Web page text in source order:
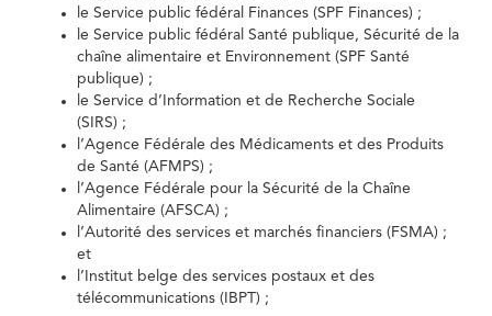
le Service public fédéral Finances (SPF Finances) ;
le Service public fédéral Santé publique, Sécurité de la
chaîne alimentaire et Environnement (SPF Santé
publique) ;
le Service d’Information et de Recherche Sociale
(SIRS) ;
l’Agence Fédérale des Médicaments et des Produits
de Santé (AFMPS) ;
l’Agence Fédérale pour la Sécurité de la Chaîne
Alimentaire (AFSCA) ;
l’Autorité des services et marchés financiers (FSMA) ;
et
l’Institut belge des services postaux et des
télécommunications (IBPT) ;